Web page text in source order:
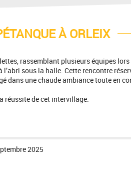
À ORLEIX
rassemblant plusieurs équipes
sous la halle. Cette rencontre
dans une chaude ambiance toute en
réussite de cet intervillage.
2025